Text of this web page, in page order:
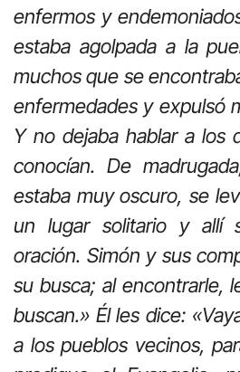
enfermos y
estaba agolpada a la
muchos que se
enfermedades y expulsó
Y no dejaba hablar a los
conocían. De
estaba muy oscuro, se
un lugar solitario y allí
oración. Simón y sus
su busca; al encontrarle,
buscan.» Él les dice:
a los pueblos vecinos,